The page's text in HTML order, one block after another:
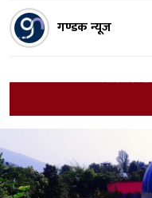
गण्डक न्यूज